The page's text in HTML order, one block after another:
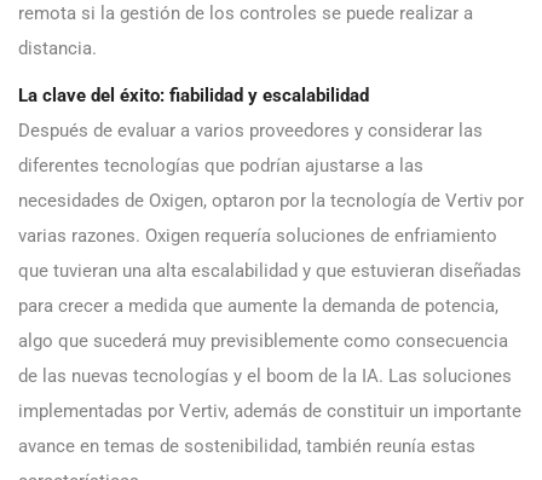
remota si la gestión de los controles se puede realizar a
distancia.
La clave del éxito: fiabilidad y escalabilidad
Después de evaluar a varios proveedores y considerar las
diferentes tecnologías que podrían ajustarse a las
necesidades de Oxigen, optaron por la tecnología de Vertiv por
varias razones. Oxigen requería soluciones de enfriamiento
que tuvieran una alta escalabilidad y que estuvieran diseñadas
para crecer a medida que aumente la demanda de potencia,
algo que sucederá muy previsiblemente como consecuencia
de las nuevas tecnologías y el boom de la IA. Las soluciones
implementadas por Vertiv, además de constituir un importante
avance en temas de sostenibilidad, también reunía estas